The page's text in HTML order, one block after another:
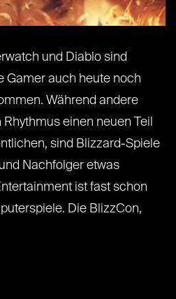
und Diablo sind
Gamer auch heute noch
Während andere
einen neuen Teil
sind Blizzard-Spiele
Nachfolger etwas
ist fast schon
Die BlizzCon,